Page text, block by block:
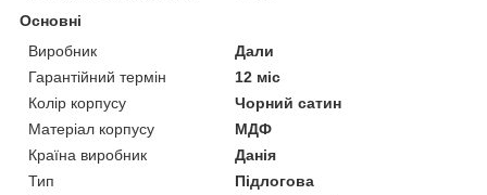
Основні
Виробник
Дали
Гарантійний термін
12 міс
Колір корпусу
Чорний сатин
Матеріал корпусу
МДФ
Країна виробник
Данія
Тип
Підлогова